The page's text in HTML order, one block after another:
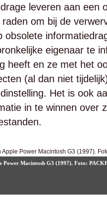
leveren aan een
om bij de
obsolete
eigenaar te
heeft en ze met het
(al dan niet
Het is ook
in te winnen over
Power Macintosh G3 (1997). Foto: